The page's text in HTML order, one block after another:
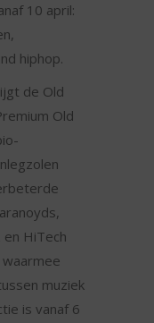
10 april:
hiphop.
de Old
Old
HiTech
muziek
is vanaf 6